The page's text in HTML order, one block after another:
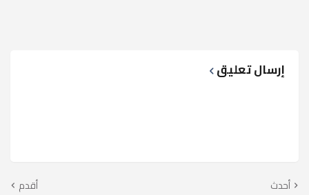
إرسال تعليق
أحدث أقدم